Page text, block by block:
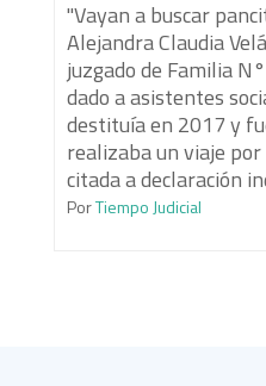
"Vayan a buscar
Alejandra Claudia
juzgado de Familia
dado a asistentes
destituía en 2017 y
realizaba un viaje
citada a declaración
PorTiempo Judicial